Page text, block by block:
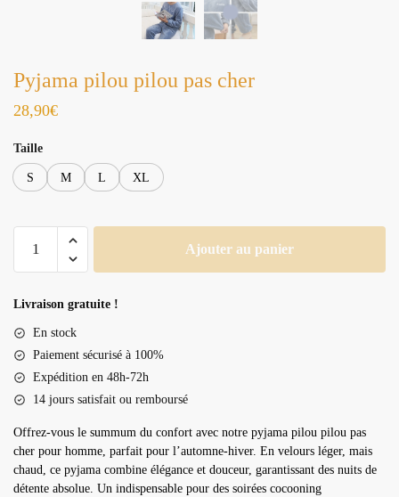
Pyjama pilou pilou pas cher
28,90€
Taille
S M L XL
pilou
pas
cher
Ajouter au panier
Livraison gratuite !
En stock
Paiement sécurisé à 100%
Expédition en 48h-72h
14 jours satisfait ou remboursé
Offrez-vous le summum du confort avec notre pyjama pilou pilou pas
cher pour homme, parfait pour l’automne-hiver. En velours léger, mais
chaud, ce pyjama combine élégance et douceur, garantissant des nuits de
détente absolue. Un indispensable pour des soirées cocooning